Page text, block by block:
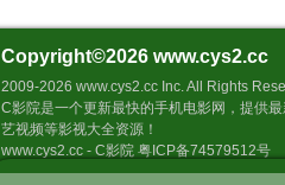
Copyright©2026 www.cys2.cc
2009-2026 www.cys2.cc Inc. All Rights
C影院是一个更新最快的手机电影网，提供
艺视频等影视大全资源！
www.cys2.cc - C影院 粤ICP备74579512号